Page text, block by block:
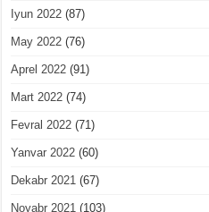
Iyun 2022 (87)
May 2022 (76)
Aprel 2022 (91)
Mart 2022 (74)
Fevral 2022 (71)
Yanvar 2022 (60)
Dekabr 2021 (67)
Noyabr 2021 (103)